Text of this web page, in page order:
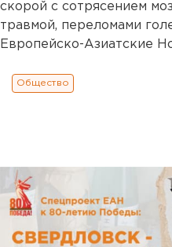
скорой с сотрясением
травмой, переломами
Европейско-Азиатские
Общество